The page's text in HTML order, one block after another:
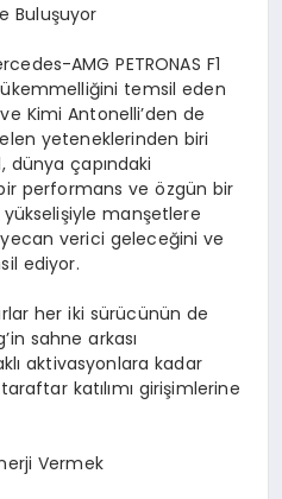
Buluşuyor
AMG PETRONAS F1
temsil eden
Kimi Antonelli’den de
yeteneklerinden biri
dünya çapındaki
performans ve özgün bir
yükselişiyle manşetlere
verici geleceğini ve
ediyor.
her iki sürücünün de
sahne arkası
aktivasyonlara kadar
katılımı girişimlerine
Vermek